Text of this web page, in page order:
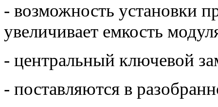
- возможность установки
увеличивает емкость
- центральный ключевой
- поставляются в